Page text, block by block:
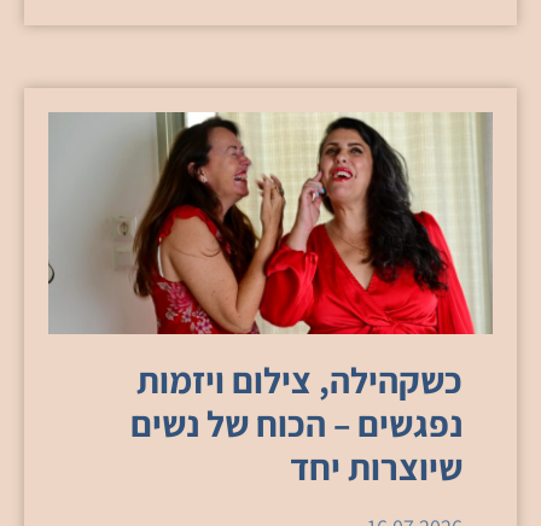
כשקהילה, צילום ויזמות
נפגשים – הכוח של נשים
שיוצרות יחד